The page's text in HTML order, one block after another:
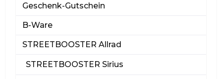
Geschenk-Gutschein
B-Ware
STREETBOOSTER Allrad
STREETBOOSTER Sirius